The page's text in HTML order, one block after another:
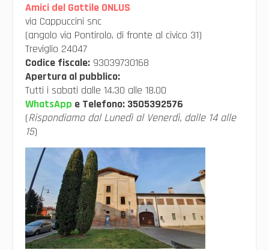
Amici del Gattile ONLUS
via Cappuccini snc
(angolo via Pontirolo, di fronte al civico 31)
Treviglio 24047
Codice fiscale:93039730168
Apertura al pubblico:
Tutti i sabati dalle 14.30 alle 18.00
WhatsApp e Telefono: 3505392576
(Rispondiamo dal Lunedì al Venerdì, dalle 14 alle
15)